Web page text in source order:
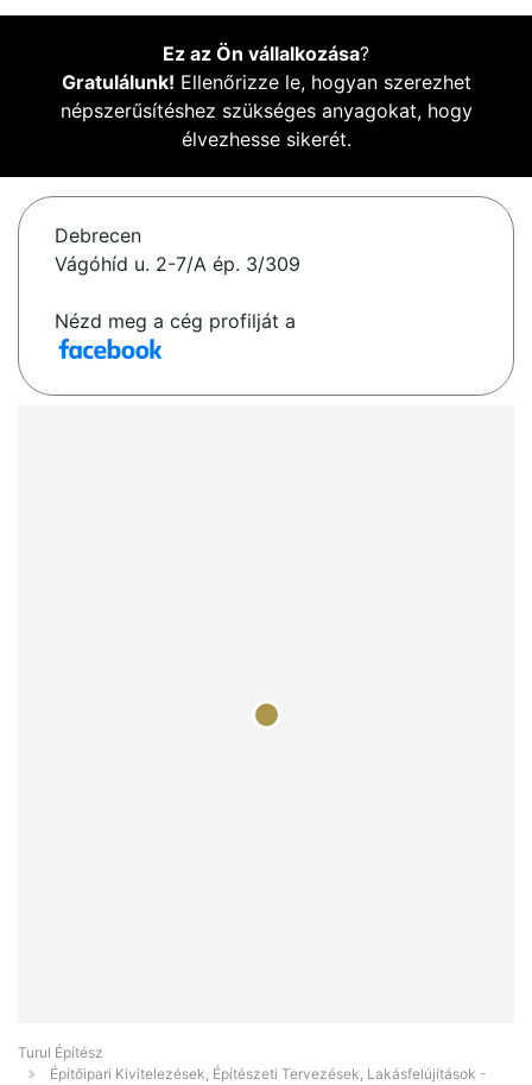
Ez az Ön vállalkozása?
Gratulálunk! Ellenőrizze le, hogyan szerezhet
népszerűsítéshez szükséges anyagokat, hogy
élvezhesse sikerét.
Debrecen
Vágóhíd u. 2-7/A ép. 3/309
Nézd meg a cég profilját a
Turul Építész
Építőipari Kivitelezések, Építészeti Tervezések, Lakásfelújítások -